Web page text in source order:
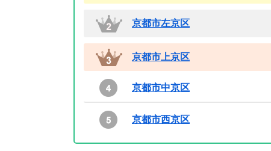
京都市左京区
京都市上京区
京都市中京区
京都市西京区